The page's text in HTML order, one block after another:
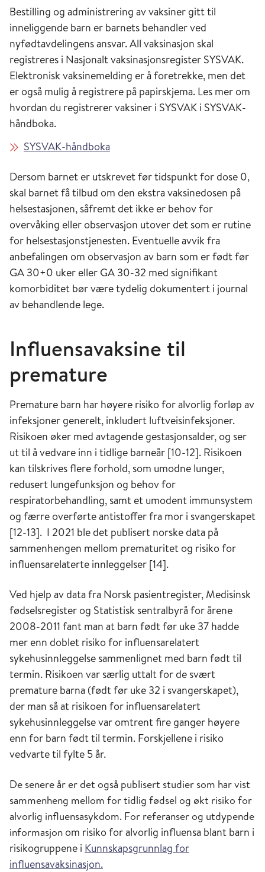
vaksinerte, og indirekte beskyttelse
(flokkbeskyttelse) gjennom mindre sirkulasjon
av pneumokokker som gir invasiv sykdom. Det
er derfor få tilfeller invasiv pneumokokksykdom
forårsaket av serotyper som inngår i vaksinen.
En ekstra dose pneumokokkvaksine til
premature barn vil derfor ikke påvirke
forekomst av alvorlig pneumokokksykdom i
Bestilling og administrering av vaksiner gitt til
inneliggende barn er barnets behandler ved
nyfødtavdelingens ansvar. All vaksinasjon skal
registreres i Nasjonalt vaksinasjonsregister SYSVAK.
Elektronisk vaksinemelding er å foretrekke, men det
er også mulig å registrere på papirskjema. Les mer om
hvordan du registrerer vaksiner i SYSVAK i SYSVAK-
håndboka.
SYSVAK-håndboka
Dersom barnet er utskrevet før tidspunkt for dose 0,
skal barnet få tilbud om den ekstra vaksinedosen på
helsestasjonen, såfremt det ikke er behov for
overvåking eller observasjon utover det som er rutine
for helsestasjonstjenesten. Eventuelle avvik fra
anbefalingen om observasjon av barn som er født før
GA 30+0 uker eller GA 30-32 med signifikant
komorbiditet bør være tydelig dokumentert i journal
av behandlende lege.
Influensavaksine til
premature
Premature barn har høyere risiko for alvorlig forløp av
infeksjoner generelt, inkludert luftveisinfeksjoner.
Risikoen øker med avtagende gestasjonsalder, og ser
ut til å vedvare inn i tidlige barneår [10-12]. Risikoen
kan tilskrives flere forhold, som umodne lunger,
redusert lungefunksjon og behov for
respiratorbehandling, samt et umodent immunsystem
og færre overførte antistoffer fra mor i svangerskapet
[12-13]. I 2021 ble det publisert norske data på
sammenhengen mellom prematuritet og risiko for
influensarelaterte innleggelser [14].
Ved hjelp av data fra Norsk pasientregister, Medisinsk
fødselsregister og Statistisk sentralbyrå for årene
2008-2011 fant man at barn født før uke 37 hadde
mer enn doblet risiko for influensarelatert
sykehusinnleggelse sammenlignet med barn født til
termin. Risikoen var særlig uttalt for de svært
premature barna (født før uke 32 i svangerskapet),
der man så at risikoen for influensarelatert
sykehusinnleggelse var omtrent fire ganger høyere
enn for barn født til termin. Forskjellene i risiko
vedvarte til fylte 5 år.
De senere år er det også publisert studier som har vist
sammenheng mellom for tidlig fødsel og økt risiko for
alvorlig influensasykdom. For referanser og utdypende
informasjon om risiko for alvorlig influensa blant barn i
risikogruppene i Kunnskapsgrunnlag for
influensavaksinasjon.